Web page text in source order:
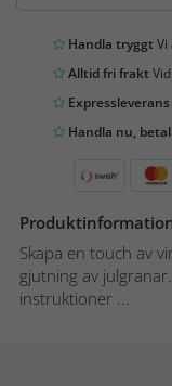
Handla tryggtVi
Alltid fri frakt
Expressleverans
Handla nu,
Skapa en touch av
gjutning av
instruktioner ...